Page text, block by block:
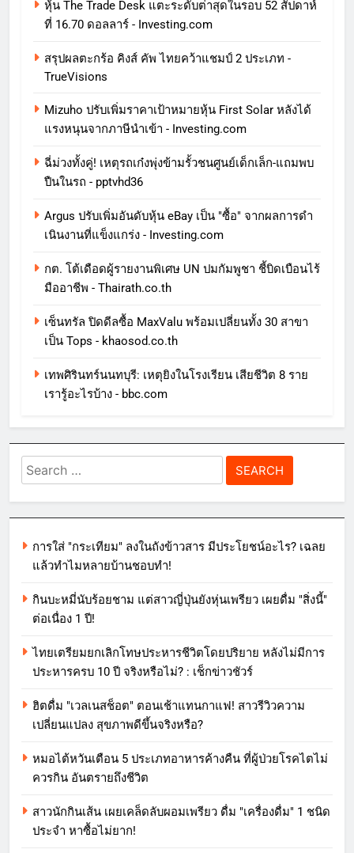
หุ้น The Trade Desk แตะระดับต่ําสุดในรอบ 52 สัปดาห์
ที่ 16.70 ดอลลาร์ - Investing.com
สรุปผลตะกร้อ คิงส์ คัพ ไทยคว้าแชมป์ 2 ประเภท -
TrueVisions
Mizuho ปรับเพิ่มราคาเป้าหมายหุ้น First Solar หลังได้
แรงหนุนจากภาษีนําเข้า - Investing.com
ฉี่ม่วงทั้งคู่! เหตุรถเก๋งพุ่งข้ามรั้วชนศูนย์เด็กเล็ก-แถมพบ
ปืนในรถ - pptvhd36
Argus ปรับเพิ่มอันดับหุ้น eBay เป็น "ซื้อ" จากผลการดํา
เนินงานที่แข็งแกร่ง - Investing.com
กต. โต้เดือดผู้รายงานพิเศษ UN ปมกัมพูชา ชี้บิดเบือนไร้
มืออาชีพ - Thairath.co.th
เซ็นทรัล ปิดดีลซื้อ MaxValu พร้อมเปลี่ยนทั้ง 30 สาขา
เป็น Tops - khaosod.co.th
เทพศิรินทร์นนทบุรี: เหตุยิงในโรงเรียน เสียชีวิต 8 ราย
เรารู้อะไรบ้าง - bbc.com
Search
for:
การใส่ "กระเทียม" ลงในถังข้าวสาร มีประโยชน์อะไร? เฉลย
แล้วทำไมหลายบ้านชอบทำ!
กินบะหมี่นับร้อยชาม แต่สาวญี่ปุ่นยังหุ่นเพรียว เผยดื่ม "สิ่งนี้"
ต่อเนื่อง 1 ปี!
ไทยเตรียมยกเลิกโทษประหารชีวิตโดยปริยาย หลังไม่มีการ
ประหารครบ 10 ปี จริงหรือไม่? : เช็กข่าวชัวร์
ฮิตดื่ม "เวลเนสช็อต" ตอนเช้าแทนกาแฟ! สาวรีวิวความ
เปลี่ยนแปลง สุขภาพดีขึ้นจริงหรือ?
หมอไต้หวันเตือน 5 ประเภทอาหารค้างคืน ที่ผู้ป่วยโรคไตไม่
ควรกิน อันตรายถึงชีวิต
สาวนักกินเส้น เผยเคล็ดลับผอมเพรียว ดื่ม "เครื่องดื่ม" 1 ชนิด
ประจำ หาซื้อไม่ยาก!